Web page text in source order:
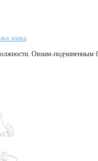
знака
Овнам-подчиненным